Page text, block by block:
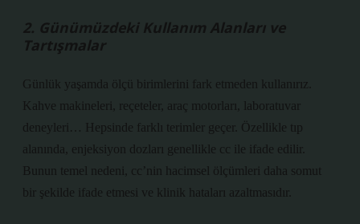
2. Günümüzdeki Kullanım Alanları ve
Tartışmalar
Günlük yaşamda ölçü birimlerini fark etmeden kullanırız.
Kahve makineleri, reçeteler, araç motorları, laboratuvar
deneyleri… Hepsinde farklı terimler geçer. Özellikle tıp
alanında, enjeksiyon dozları genellikle cc ile ifade edilir.
Bunun temel nedeni, cc’nin hacimsel ölçümleri daha somut
bir şekilde ifade etmesi ve klinik hataları azaltmasıdır.